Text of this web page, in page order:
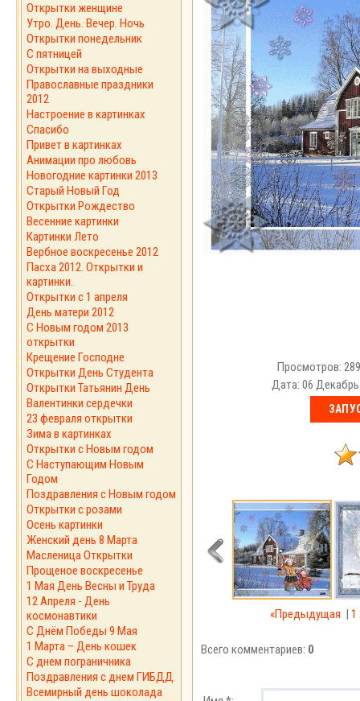
Открытки женщине
Утро. День. Вечер. Ночь
Открытки понедельник
С пятницей
Открытки на выходные
Православные праздники
2012
Настроение в картинках
Спасибо
Привет в картинках
Анимации про любовь
Новогодние картинки 2013
Старый Новый Год
Открытки Рождество
Весенние картинки
Картинки Лето
Вербное воскресенье 2012
Пасха 2012. Открытки и
картинки.
Открытки с 1 апреля
День матери 2012
C Новым годом 2013
открытки
Крещение Господне
Открытки День Студента
Открытки Татьянин День
Валентинки сердечки
23 февраля открытки
Зима в картинках
Открытки с Новым годом
С Наступающим Новым
Годом
Поздравления с Новым годом
Открытки с розами
Осень картинки
Женский день 8 Марта
Масленица Открытки
Прощеное воскресенье
1 Мая День Весны и Труда
12 Апреля - День
космонавтики
С Днём Победы 9 Мая
1 Марта – День кошек
С днем пограничника
Поздравления с днем ГИБДД
Всемирный день шоколада
Просмотров:
Дата: 06
«Предыдущая | 1
Всего комментариев: 0